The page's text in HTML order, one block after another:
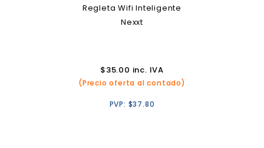
Regleta Wifi Inteligente
Nexxt
$35.00 inc. IVA
(Precio oferta al contado)
PVP: $37.80